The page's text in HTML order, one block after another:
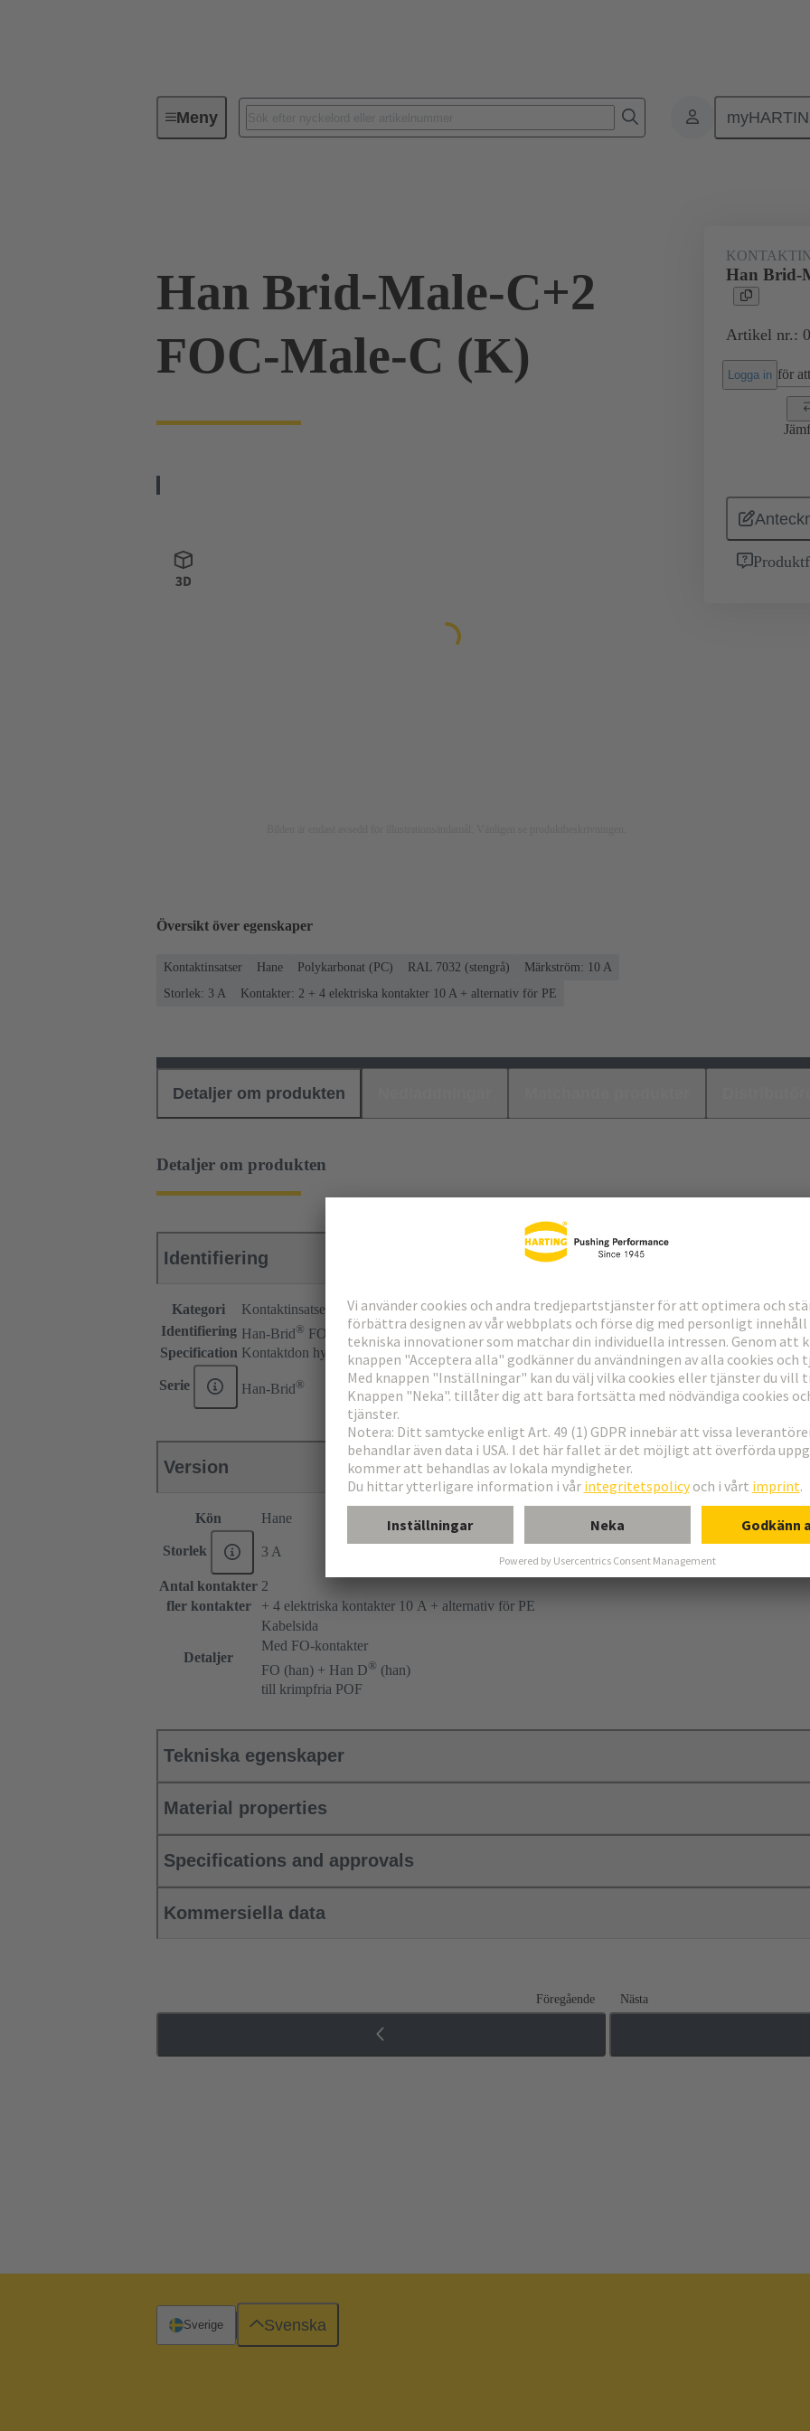
MenyIndustriella kontaktdon / Han® Monoblock kontaktinsatser
Han Brid-Male-C+2
FOC-Male-C (K)
Han Brid-
Artikel nr.:
Logga in för
Översikt över egenskaper
Kontaktinsatser Hane Polykarbonat (PC) RAL 7032 (stengrå)
Märkström: ‌10 A
Storlek: 3 A
Kontakter: 2 + 4 elektriska kontakter 10 A + alternativ för PE
Detaljer om produkten
Detaljer om produkten
Identifiering
Kategori
Kontaktinsatser
Identifiering Han-Brid® FO
Specification Kontaktdon hybridfältbuss
Serie Han-Brid®
Version
Kön Hane
Storlek 3 A
Antal kontakter 2
fler kontakter
+ 4 elektriska kontakter 10 A + alternativ för PE
Detaljer
Kabelsida
Med FO-kontakter
FO (han) + Han D® (han)
till krimpfria POF
Tekniska egenskaper
Material properties
Specifications and approvals
Kommersiella data
Föregående Nästa
Sverige Svenska